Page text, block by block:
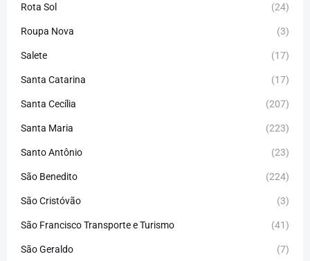
Rota Sol (24)
Roupa Nova (3)
Salete (17)
Santa Catarina (17)
Santa Cecília (207)
Santa Maria (223)
Santo Antônio (23)
São Benedito (224)
São Cristóvão (3)
São Francisco Transporte e Turismo (41)
São Geraldo (7)